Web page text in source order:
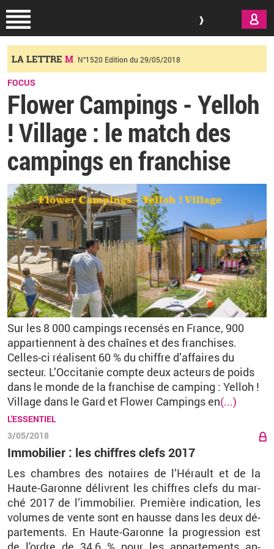
LA LETTRE M N°1520 Edition du 29/05/2018
FOCUS
Flower Campings - Yelloh
! Village : le match des
campings en franchise
Sur les 8 000 campings recensés en France, 900
appartiennent à des chaînes et des franchises.
Celles-ci réalisent 60 % du chiffre d’affaires du
secteur. L’Occitanie compte deux acteurs de poids
dans le monde de la franchise de camping : Yelloh !
Village dans le Gard et Flower Campings en(...)
L'ESSENTIEL
3/05/2018
Immobilier : les chiffres clefs 2017
Les chambres des no­taires de l’Hé­rault et de la
Haute-Ga­ronne dé­livrent les chiffres clefs du mar­
ché 2017 de l’im­mo­bi­lier. Pre­mière in­di­ca­tion, les
vo­lumes de vente sont en hausse dans les deux dé­
par­te­ments. En Haute-Ga­ronne la pro­gres­sion est